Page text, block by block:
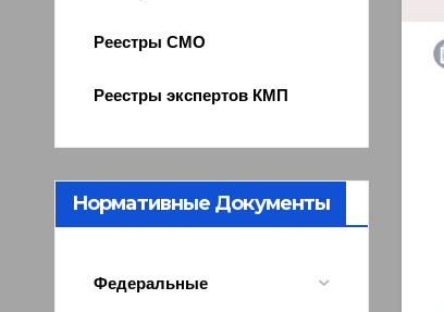
Реестры СМО
Реестры экспертов КМП
Нормативные Документы
Федеральные